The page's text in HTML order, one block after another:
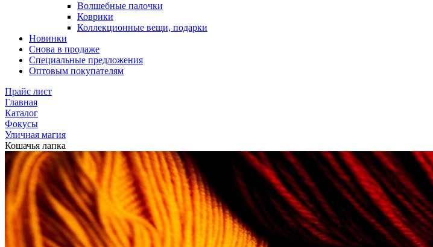
Волшебные палочки
Коврики
Коллекционные вещи, подарки
Новинки
Снова в продаже
Специальные предложения
Оптовым покупателям
Прайс лист
Главная
Каталог
Фокусы
Уличная магия
Кошачья лапка